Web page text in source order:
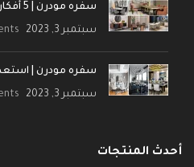
سفره مودرن | 5 أفكار لتصميم سفرة و بوفيه ونيش
سبتمبر 3, 2023
سفره مودرن | استعد
سبتمبر 3, 2023
أحدث المنتجات